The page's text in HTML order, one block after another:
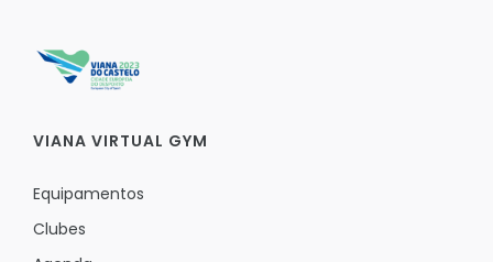
VIANA VIRTUAL GYM
Equipamentos
Clubes